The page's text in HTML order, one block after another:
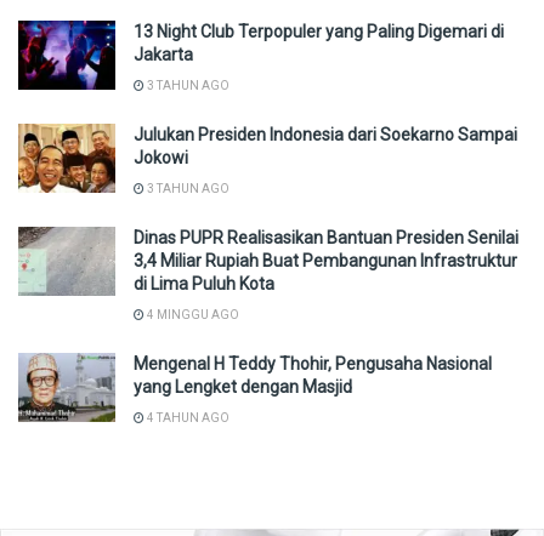
13 Night Club Terpopuler yang Paling Digemari di
Jakarta
3 TAHUN AGO
Julukan Presiden Indonesia dari Soekarno Sampai
Jokowi
3 TAHUN AGO
Dinas PUPR Realisasikan Bantuan Presiden Senilai
3,4 Miliar Rupiah Buat Pembangunan Infrastruktur
di Lima Puluh Kota
4 MINGGU AGO
Mengenal H Teddy Thohir, Pengusaha Nasional
yang Lengket dengan Masjid
4 TAHUN AGO